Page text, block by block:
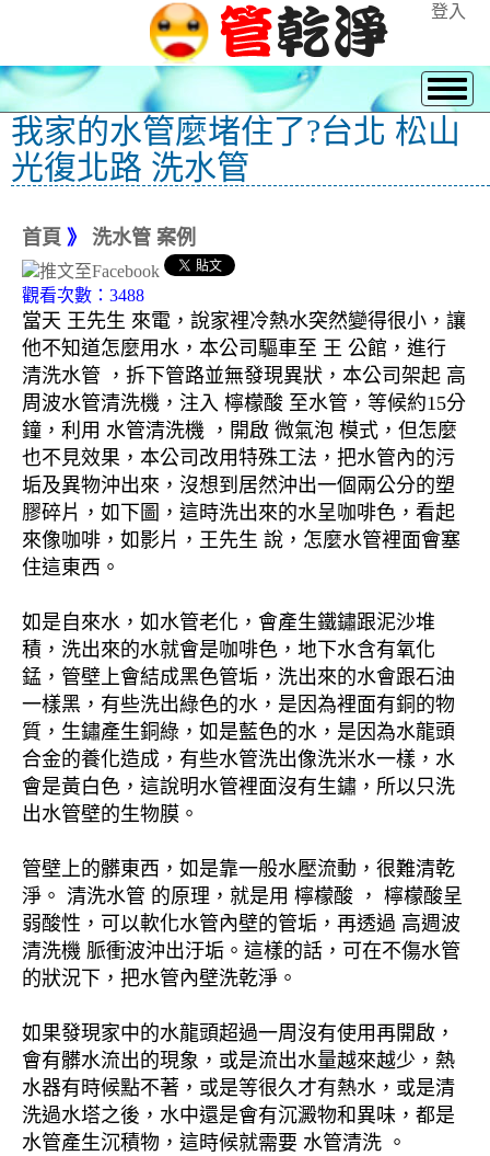
登入
我家的水管麼堵住了?台北 松山
光復北路 洗水管
首頁 》 洗水管 案例
觀看次數：3488
當天 王先生 來電，說家裡冷熱水突然變得很小，讓
他不知道怎麼用水，本公司驅車至 王 公館，進行
清洗水管 ，拆下管路並無發現異狀，本公司架起 高
周波水管清洗機，注入 檸檬酸 至水管，等候約15分
鐘，利用 水管清洗機 ，開啟 微氣泡 模式，但怎麼
也不見效果，本公司改用特殊工法，把水管內的污
垢及異物沖出來，沒想到居然沖出一個兩公分的塑
膠碎片，如下圖，這時洗出來的水呈咖啡色，看起
來像咖啡，如影片，王先生 說，怎麼水管裡面會塞
住這東西。
如是自來水，如水管老化，會產生鐵鏽跟泥沙堆
積，洗出來的水就會是咖啡色，地下水含有氧化
錳，管壁上會結成黑色管垢，洗出來的水會跟石油
一樣黑，有些洗出綠色的水，是因為裡面有銅的物
質，生鏽產生銅綠，如是藍色的水，是因為水龍頭
合金的養化造成，有些水管洗出像洗米水一樣，水
會是黃白色，這說明水管裡面沒有生鏽，所以只洗
出水管壁的生物膜。
管壁上的髒東西，如是靠一般水壓流動，很難清乾
淨。 清洗水管 的原理，就是用 檸檬酸 ， 檸檬酸呈
弱酸性，可以軟化水管內壁的管垢，再透過 高週波
清洗機 脈衝波沖出汙垢。這樣的話，可在不傷水管
的狀況下，把水管內壁洗乾淨。
如果發現家中的水龍頭超過一周沒有使用再開啟，
會有髒水流出的現象，或是流出水量越來越少，熱
水器有時候點不著，或是等很久才有熱水，或是清
洗過水塔之後，水中還是會有沉澱物和異味，都是
水管產生沉積物，這時候就需要 水管清洗 。